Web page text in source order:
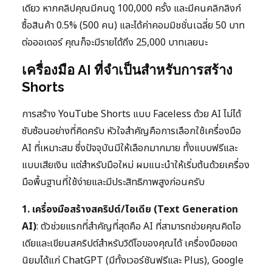
เดียว หากคลิปคุณมีคนดู 100,000 ครั้ง และมีคนคลิกลิงก์
ซื้อสินค้า 0.5% (500 คน) และได้ค่าคอมมิชชั่นเฉลี่ย 50 บาท
ต่อออเดอร์ คุณก็จะมีรายได้ถึง 25,000 บาทเลยนะ
เครื่องมือ AI ที่จำเป็นสำหรับการสร้าง
Shorts
การสร้าง YouTube Shorts แบบ Faceless ด้วย AI ไม่ได้
ซับซ้อนอย่างที่คิดครับ หัวใจสำคัญคือการเลือกใช้เครื่องมือ
AI ที่เหมาะสม ซึ่งปัจจุบันมีให้เลือกมากมาย ทั้งแบบฟรีและ
แบบเสียเงิน แต่สำหรับมือใหม่ ผมแนะนำให้เริ่มต้นด้วยเครื่อง
มือพื้นฐานที่ใช้ง่ายและมีประสิทธิภาพสูงก่อนครับ
1. เครื่องมือสร้างสคริปต์/ไอเดีย (Text Generation
AI): ตัวช่วยแรกที่สำคัญที่สุดคือ AI ที่สามารถช่วยคุณคิดไอ
เดียและเขียนสคริปต์สำหรับวิดีโอของคุณได้ เครื่องมือยอด
นิยมได้แก่ ChatGPT (มีทั้งเวอร์ชันฟรีและ Plus), Google